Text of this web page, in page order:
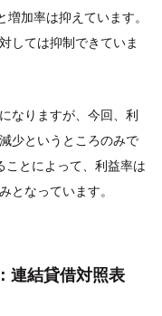
加率は抑えています。
しては抑制できていま
なりますが、今回、利
少というところのみで
ことによって、利益率は
となっています。
連結貸借対照表